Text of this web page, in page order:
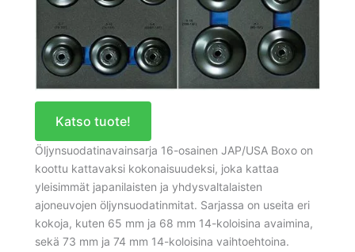
Katso tuote!
Öljynsuodatinavainsarja 16-osainen JAP/USA Boxo on
koottu kattavaksi kokonaisuudeksi, joka kattaa
yleisimmät japanilaisten ja yhdysvaltalaisten
ajoneuvojen öljynsuodatinmitat. Sarjassa on useita eri
kokoja, kuten 65 mm ja 68 mm 14-koloisina avaimina,
sekä 73 mm ja 74 mm 14-koloisina vaihtoehtoina.